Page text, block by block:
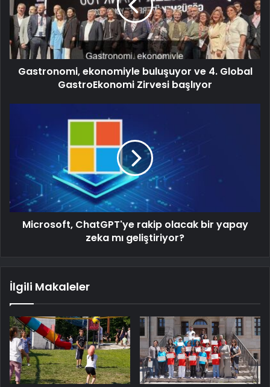
Gastronomi, ekonomiyle buluşuyor ve 4. Global
GastroEkonomi Zirvesi başlıyor
Microsoft, ChatGPT'ye rakip olacak bir yapay
zeka mı geliştiriyor?
İlgili Makaleler